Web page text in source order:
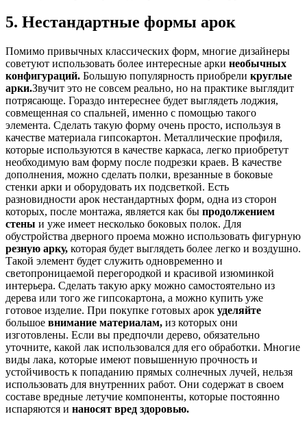
5. Нестандартные формы арок
Помимо привычных классических форм, многие дизайнеры
советуют использовать более интересные арки необычных
конфигураций. Большую популярность приобрели круглые
арки.Звучит это не совсем реально, но на практике выглядит
потрясающе. Гораздо интереснее будет выглядеть лоджия,
совмещенная со спальней, именно с помощью такого
элемента. Сделать такую форму очень просто, используя в
качестве материала гипсокартон. Металлические профиля,
которые используются в качестве каркаса, легко приобретут
необходимую вам форму после подрезки краев. В качестве
дополнения, можно сделать полки, врезанные в боковые
стенки арки и оборудовать их подсветкой. Есть
разновидности арок нестандартных форм, одна из сторон
которых, после монтажа, является как бы продолжением
стены и уже имеет несколько боковых полок. Для
обустройства дверного проема можно использовать фигурную
резную арку, которая будет выглядеть более легко и воздушно.
Такой элемент будет служить одновременно и
светопроницаемой перегородкой и красивой изюминкой
интерьера. Сделать такую арку можно самостоятельно из
дерева или того же гипсокартона, а можно купить уже
готовое изделие. При покупке готовых арок уделяйте
большое внимание материалам, из которых они
изготовлены. Если вы предпочли дерево, обязательно
уточните, какой лак использовался для его обработки. Многие
виды лака, которые имеют повышенную прочность и
устойчивость к попаданию прямых солнечных лучей, нельзя
использовать для внутренних работ. Они содержат в своем
составе вредные летучие компоненты, которые постоянно
испаряются и наносят вред здоровью.